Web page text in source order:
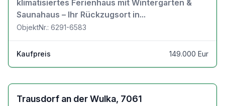
klimatisiertes Ferienhaus mit Wintergarten &
Saunahaus – Ihr Rückzugsort in...
ObjektNr.: 6291-6583
Kaufpreis 149.000 Eur
Zu den Objektdetails
Trausdorf an der Wulka, 7061